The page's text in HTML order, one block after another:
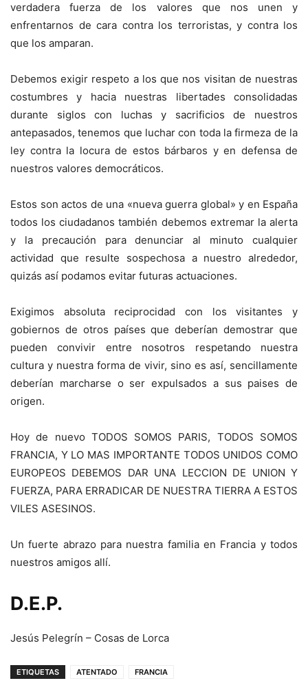
verdadera fuerza de los valores que nos unen y
enfrentarnos de cara contra los terroristas, y contra los
que los amparan.
Debemos exigir respeto a los que nos visitan de nuestras
costumbres y hacia nuestras libertades consolidadas
durante siglos con luchas y sacrificios de nuestros
antepasados, tenemos que luchar con toda la firmeza de la
ley contra la locura de estos bárbaros y en defensa de
nuestros valores democráticos.
Estos son actos de una «nueva guerra global» y en España
todos los ciudadanos también debemos extremar la alerta
y la precaución para denunciar al minuto cualquier
actividad que resulte sospechosa a nuestro alrededor,
quizás así podamos evitar futuras actuaciones.
Exigimos absoluta reciprocidad con los visitantes y
gobiernos de otros países que deberían demostrar que
pueden convivir entre nosotros respetando nuestra
cultura y nuestra forma de vivir, sino es así, sencillamente
deberían marcharse o ser expulsados a sus paises de
origen.
Hoy de nuevo TODOS SOMOS PARIS, TODOS SOMOS
FRANCIA, Y LO MAS IMPORTANTE TODOS UNIDOS COMO
EUROPEOS DEBEMOS DAR UNA LECCION DE UNION Y
FUERZA, PARA ERRADICAR DE NUESTRA TIERRA A ESTOS
VILES ASESINOS.
Un fuerte abrazo para nuestra familia en Francia y todos
nuestros amigos allí.
D.E.P.
Jesús Pelegrín – Cosas de Lorca
ETIQUETAS ATENTADO FRANCIA